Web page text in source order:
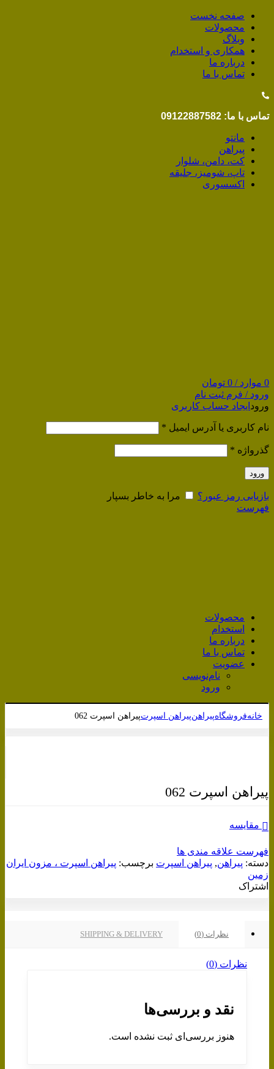
صفحه نخست
محصولات
وبلاگ
همکاری و استخدام
درباره ما
تماس با ما
تماس با ما: 09122887582
مانتو
پیراهن
کت، دامن، شلوار
تاپ، شومیز، جلیقه
اکسسوری
0 موارد /
0 تومان
ورود / فرم ثبت نام
ورود ایجاد حساب کاربری
نام کاربری یا آدرس ایمیل *
گذرواژه *
ورود
بازیابی رمز عبور؟
مرا به خاطر بسپار
فهرست
محصولات
استخدام
درباره ما
تماس با ما
عضویت
نام‌نویسی
ورود
خانهفروشگاهپیراهنپیراهن اسپرتپیراهن اسپرت 062
پیراهن اسپرت 062
مقایسه
فهرست علاقه مندی ها
دسته: پیراهن, پیراهن اسپرت برچسب: پیراهن اسپرت ، مزون ایران
زمین
اشتراک
نظرات (0) SHIPPING & DELIVERY
نظرات (0)
نقد و بررسی‌ها
هنوز بررسی‌ای ثبت نشده است.